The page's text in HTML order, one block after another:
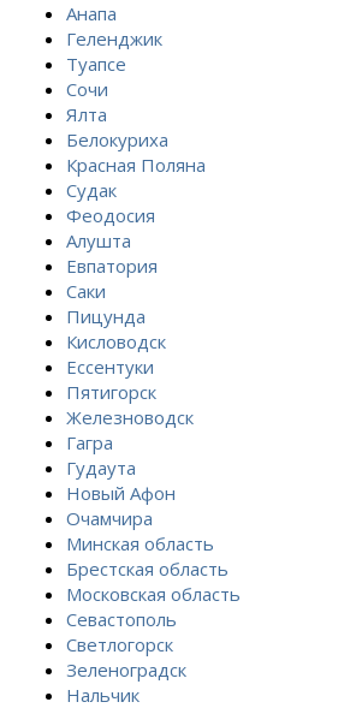
Анапа
Геленджик
Туапсе
Сочи
Ялта
Белокуриха
Красная Поляна
Судак
Феодосия
Алушта
Евпатория
Саки
Пицунда
Кисловодск
Ессентуки
Пятигорск
Железноводск
Гагра
Гудаута
Новый Афон
Очамчира
Минская область
Брестская область
Московская область
Севастополь
Светлогорск
Зеленоградск
Нальчик